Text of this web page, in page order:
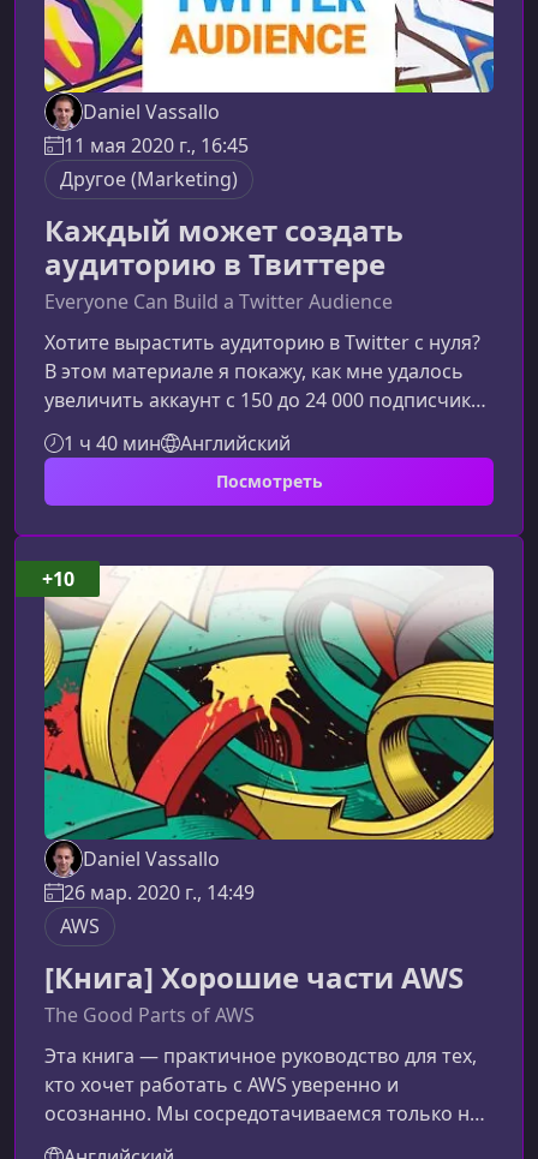
Daniel Vassallo
11 мая 2020 г., 16:45
Другое (Marketing)
Каждый может создать
аудиторию в Твиттере
Everyone Can Build a Twitter Audience
Хотите вырастить аудиторию в Twitter с нуля?
В этом материале я покажу, как мне удалось
увеличить аккаунт с 150 до 24 000 подписчиков
за 14 месяцев — и как вы можете повторить
этот путь быстрее и эффективнее.Как Я
Пришёл к Росту в TwitterПосле ухода из
стабильной должности в Amazon я столкнулся
с простой истиной: мой профессиональный
вес был заметен только внутри компаний, где
я работал. Вне этих стен я был неизвестен, и
это тормозило мои план
1 ч 40 мин Английский
Посмотреть
Daniel Vassallo
26 мар. 2020 г., 14:49
AWS
[Книга] Хорошие части AWS
The Good Parts of AWS
Эта книга — практичное руководство для тех,
кто хочет работать с AWS уверенно и
осознанно. Мы сосредотачиваемся только на
наиболее зрелых, проверенных и
+10